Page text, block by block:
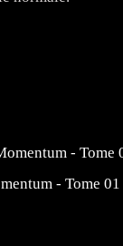
- Tome 01